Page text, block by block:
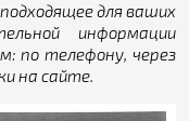
для ваших
информации
по телефону, через
на сайте.